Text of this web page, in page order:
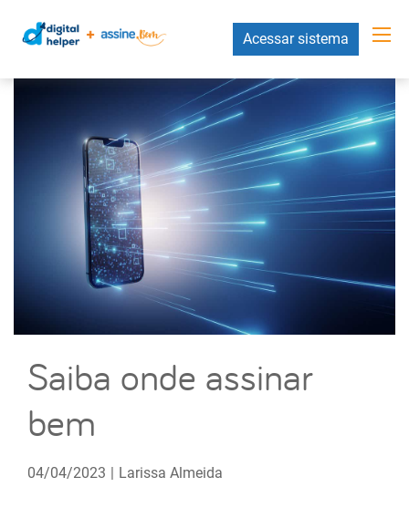
Acessar sistema
Saiba onde assinar
bem
04/04/2023 | Larissa Almeida